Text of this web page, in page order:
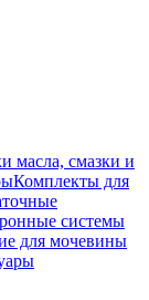
масла, смазки и
Комплекты для
системы
для мочевины